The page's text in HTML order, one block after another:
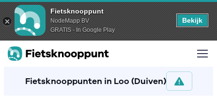
Fietsknooppunt
NodeMapp BV
GRATIS - In Google Play
Bekijk
Fietsknooppunten in Loo (Duiven)